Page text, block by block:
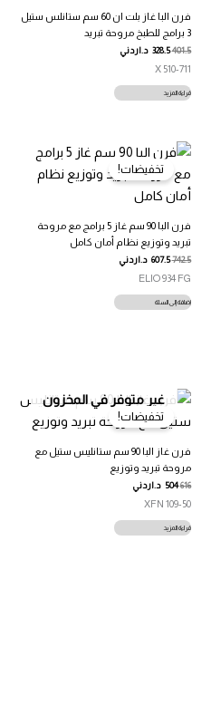
فرن البا غاز بلت ان 60 سم ستانلس ستيل
3 برامج للطبخ مروحة تبريد
401.5
328.5 د.اردني
510-711 X
قراءة المزيد
تخفيضات!
فرن البا 90 سم غاز 5 برامج مع مروحة
تبريد وتوزيع نظام أمان كامل
742.5
607.5 د.اردني
ELIO 934 FG
إضافة إلى السلة
غير متوفر في المخزون
تخفيضات!
فرن غاز البا 90 سم ستانليس ستيل مع
مروحة تبريد وتوزيع
616
504 د.اردني
109-50 XFN
قراءة المزيد